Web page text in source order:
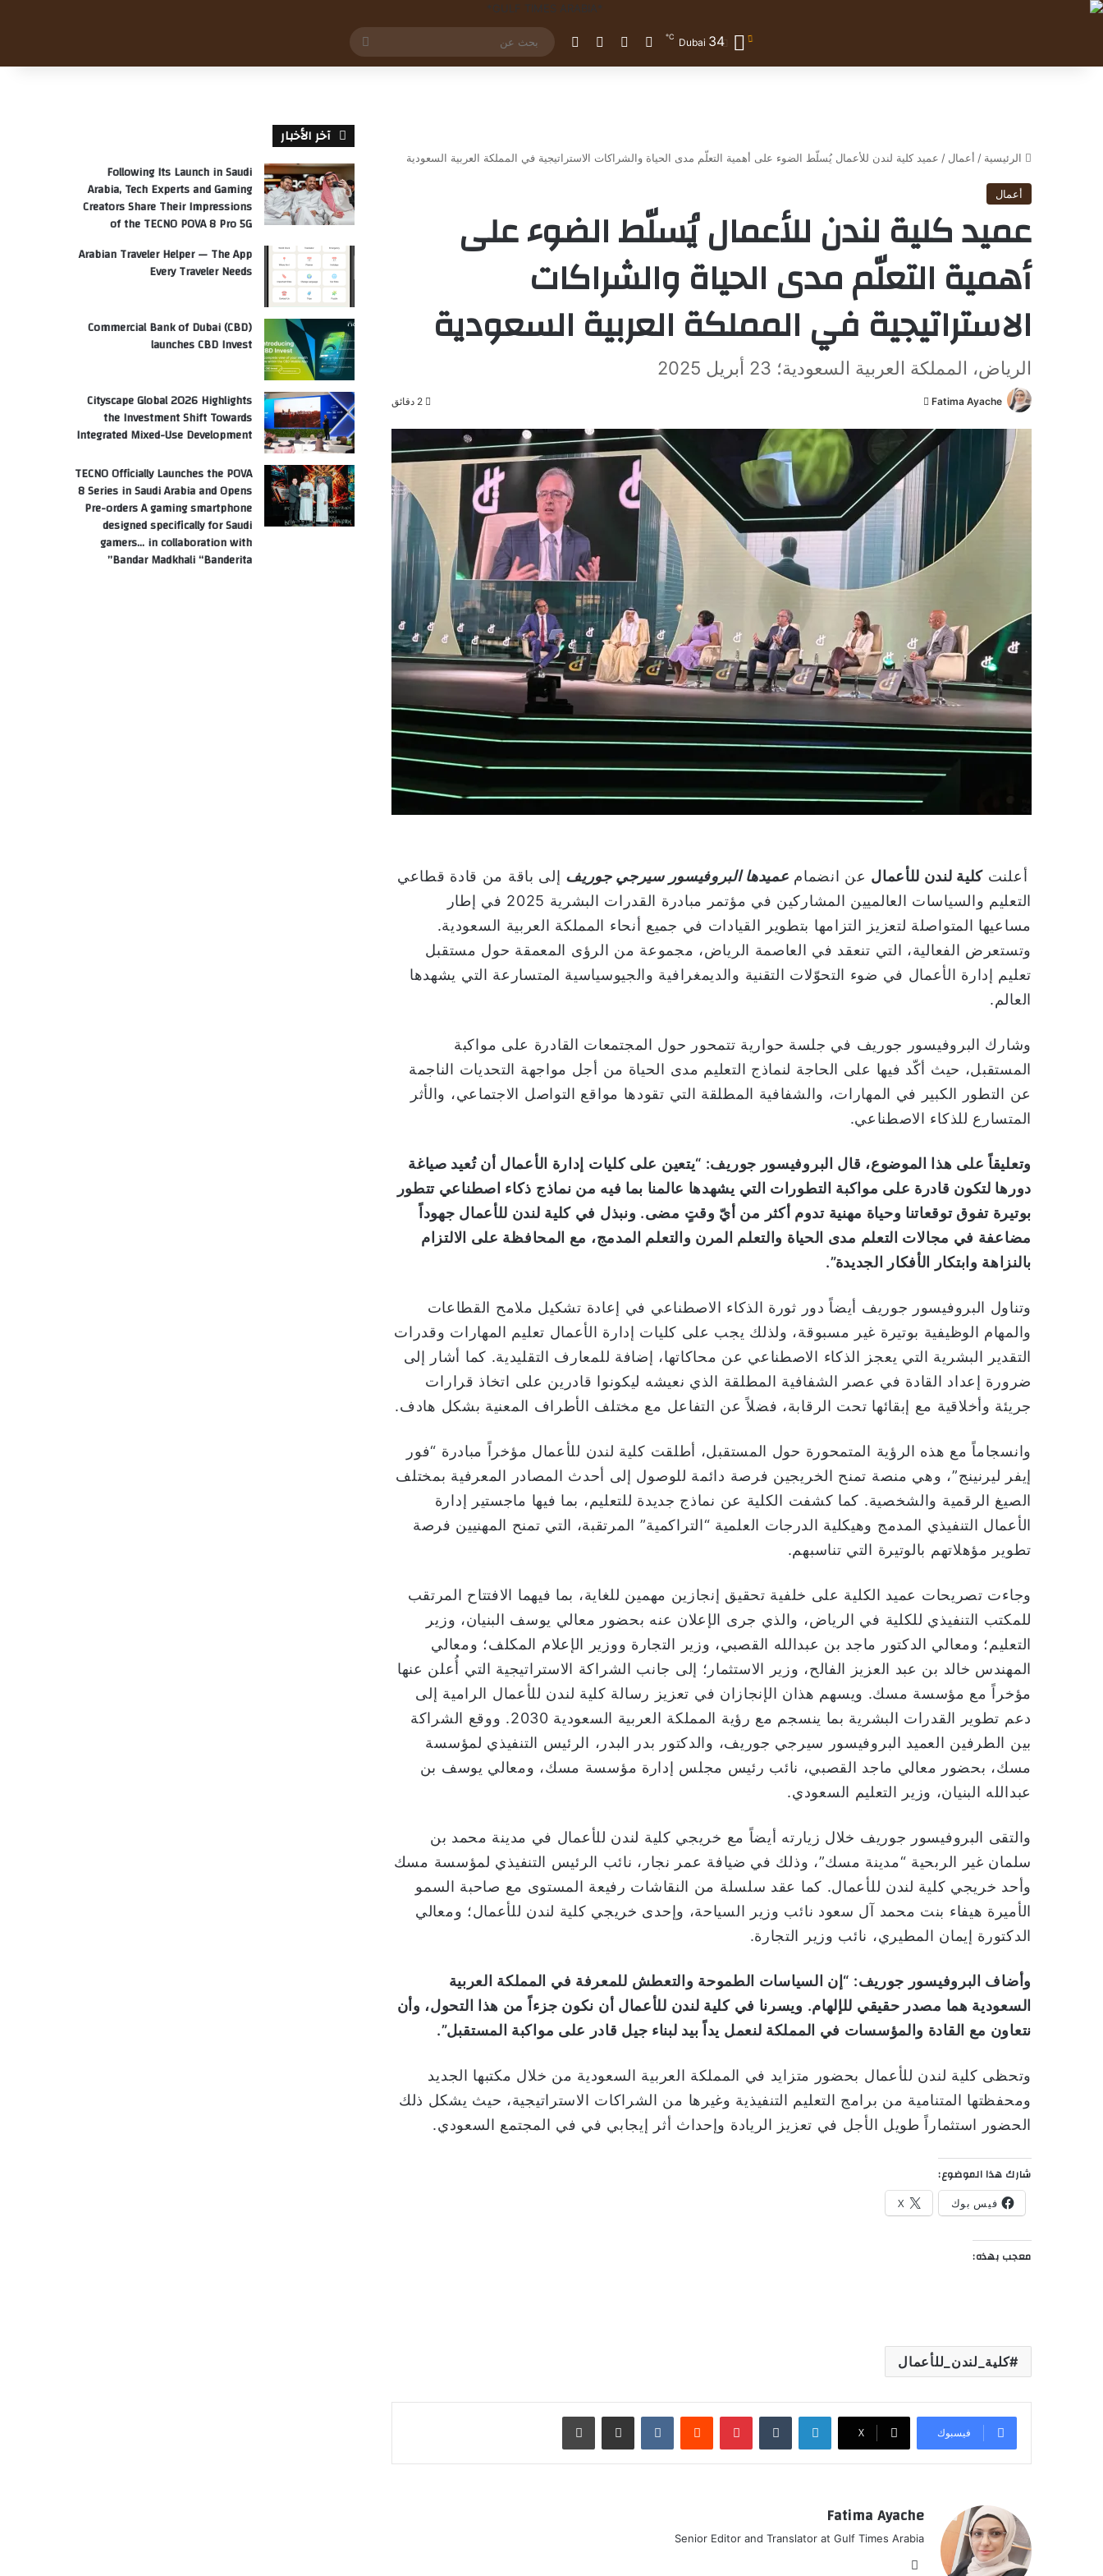
Dubai 34
℃ تسجيل الدخول
مقال عشوائي
إضافة عمود جانبي
الوضع المظلم
عن
الرئيسية / أعمال / عميد كلية لندن للأعمال يُسلّط الضوء على أهمية التعلّم مدى الحياة والشراكات الاستراتيجية في المملكة العربية السعودية
أعمال
عميد كلية لندن للأعمال يُسلّط الضوء على
أهمية التعلّم مدى الحياة والشراكات
الاستراتيجية في المملكة العربية السعودية
الرياض، المملكة العربية السعودية؛ 23 أبريل 2025
Fatima Ayache
س
ل
ب
ر
ي
د
ا
ر
و
ن
أعلنت كلية لندن للأعمال عن انضمام عميدها البروفيسور سيرجي جوريف إلى باقة من قادة قطاعي
التعليم والسياسات العالميين المشاركين في مؤتمر مبادرة القدرات البشرية 2025 في إطار
مساعيها المتواصلة لتعزيز التزامها بتطوير القيادات في جميع أنحاء المملكة العربية السعودية.
وتستعرض الفعالية، التي تنعقد في العاصمة الرياض، مجموعة من الرؤى المعمقة حول مستقبل
تعليم إدارة الأعمال في ضوء التحوّلات التقنية والديمغرافية والجيوسياسية المتسارعة التي يشهدها
العالم.
وشارك البروفيسور جوريف في جلسة حوارية تتمحور حول المجتمعات القادرة على مواكبة
المستقبل، حيث أكّد فيها على الحاجة لنماذج التعليم مدى الحياة من أجل مواجهة التحديات الناجمة
عن التطور الكبير في المهارات، والشفافية المطلقة التي تقودها مواقع التواصل الاجتماعي، والأثر
المتسارع للذكاء الاصطناعي.
وتعليقاً على هذا الموضوع، قال البروفيسور جوريف: “يتعين على كليات إدارة الأعمال أن تُعيد صياغة
دورها لتكون قادرة على مواكبة التطورات التي يشهدها عالمنا بما فيه من نماذج ذكاء اصطناعي تتطور
بوتيرة تفوق توقعاتنا وحياة مهنية تدوم أكثر من أيّ وقتٍ مضى. ونبذل في كلية لندن للأعمال جهوداً
مضاعفة في مجالات التعلم مدى الحياة والتعلم المرن والتعلم المدمج، مع المحافظة على الالتزام
بالنزاهة وابتكار الأفكار الجديدة”.
وتناول البروفيسور جوريف أيضاً دور ثورة الذكاء الاصطناعي في إعادة تشكيل ملامح القطاعات
والمهام الوظيفية بوتيرة غير مسبوقة، ولذلك يجب على كليات إدارة الأعمال تعليم المهارات وقدرات
التقدير البشرية التي يعجز الذكاء الاصطناعي عن محاكاتها، إضافة للمعارف التقليدية. كما أشار إلى
ضرورة إعداد القادة في عصر الشفافية المطلقة الذي نعيشه ليكونوا قادرين على اتخاذ قرارات
جريئة وأخلاقية مع إبقائها تحت الرقابة، فضلاً عن التفاعل مع مختلف الأطراف المعنية بشكل هادف.
وانسجاماً مع هذه الرؤية المتمحورة حول المستقبل، أطلقت كلية لندن للأعمال مؤخراً مبادرة “فور
إيفر ليرنينج”، وهي منصة تمنح الخريجين فرصة دائمة للوصول إلى أحدث المصادر المعرفية بمختلف
الصيغ الرقمية والشخصية. كما كشفت الكلية عن نماذج جديدة للتعليم، بما فيها ماجستير إدارة
الأعمال التنفيذي المدمج وهيكلية الدرجات العلمية “التراكمية” المرتقبة، التي تمنح المهنيين فرصة
تطوير مؤهلاتهم بالوتيرة التي تناسبهم.
وجاءت تصريحات عميد الكلية على خلفية تحقيق إنجازين مهمين للغاية، بما فيهما الافتتاح المرتقب
للمكتب التنفيذي للكلية في الرياض، والذي جرى الإعلان عنه بحضور معالي يوسف البنيان، وزير
التعليم؛ ومعالي الدكتور ماجد بن عبدالله القصبي، وزير التجارة ووزير الإعلام المكلف؛ ومعالي
المهندس خالد بن عبد العزيز الفالح، وزير الاستثمار؛ إلى جانب الشراكة الاستراتيجية التي أُعلن عنها
مؤخراً مع مؤسسة مسك. ويسهم هذان الإنجازان في تعزيز رسالة كلية لندن للأعمال الرامية إلى
دعم تطوير القدرات البشرية بما ينسجم مع رؤية المملكة العربية السعودية 2030. ووقع الشراكة
بين الطرفين العميد البروفيسور سيرجي جوريف، والدكتور بدر البدر، الرئيس التنفيذي لمؤسسة
مسك، بحضور معالي ماجد القصبي، نائب رئيس مجلس إدارة مؤسسة مسك، ومعالي يوسف بن
عبدالله البنيان، وزير التعليم السعودي.
والتقى البروفيسور جوريف خلال زيارته أيضاً مع خريجي كلية لندن للأعمال في مدينة محمد بن
سلمان غير الربحية “مدينة مسك”، وذلك في ضيافة عمر نجار، نائب الرئيس التنفيذي لمؤسسة مسك
وأحد خريجي كلية لندن للأعمال. كما عقد سلسلة من النقاشات رفيعة المستوى مع صاحبة السمو
الأميرة هيفاء بنت محمد آل سعود نائب وزير السياحة، وإحدى خريجي كلية لندن للأعمال؛ ومعالي
الدكتورة إيمان المطيري، نائب وزير التجارة.
وأضاف البروفيسور جوريف: “إن السياسات الطموحة والتعطش للمعرفة في المملكة العربية
السعودية هما مصدر حقيقي للإلهام. ويسرنا في كلية لندن للأعمال أن نكون جزءاً من هذا التحول، وأن
نتعاون مع القادة والمؤسسات في المملكة لنعمل يداً بيد لبناء جيل قادر على مواكبة المستقبل”.
وتحظى كلية لندن للأعمال بحضور متزايد في المملكة العربية السعودية من خلال مكتبها الجديد
ومحفظتها المتنامية من برامج التعليم التنفيذية وغيرها من الشراكات الاستراتيجية، حيث يشكل ذلك
الحضور استثماراً طويل الأجل في تعزيز الريادة وإحداث أثر إيجابي في في المجتمع السعودي.
شارك هذا الموضوع:
فيس بوك X
معجب بهذه:
كلية_لندن_للأعمال
فيسبوك ‫X
لينكدإن بينتيريست
Fatima Ayache
Senior Editor and Translator at Gulf Times Arabia
آخر الأخبار
Following Its Launch in Saudi
Arabia, Tech Experts and Gaming
Creators Share Their Impressions
of the TECNO POVA 8 Pro 5G
Arabian Traveler Helper — The App
Every Traveler Needs
Commercial Bank of Dubai (CBD)
launches CBD Invest
Cityscape Global 2026 Highlights
the Investment Shift Towards
Integrated Mixed-Use Development
TECNO Officially Launches the POVA
8 Series in Saudi Arabia and Opens
Pre-orders A gaming smartphone
designed specifically for Saudi
gamers… in collaboration with
Bandar Madkhali “Banderita”